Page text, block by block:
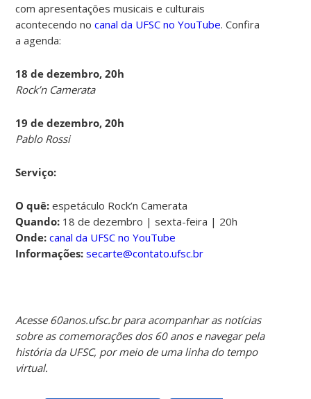
com apresentações musicais e culturais
acontecendo nocanal da UFSC no YouTube. Confira
a agenda:
18 de dezembro, 20h
Rock’n Camerata
19 de dezembro, 20h
Pablo Rossi
Serviço:
O quê: espetáculo Rock’n Camerata
Quando: 18 de dezembro | sexta-feira | 20h
Onde: canal da UFSC no YouTube
Informações: secarte@contato.ufsc.br
Acesse 60anos.ufsc.br para acompanhar as notícias
sobre as comemorações dos 60 anos e navegar pela
história da UFSC, por meio de uma linha do tempo
virtual.